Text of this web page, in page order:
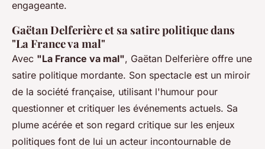
engageante.
Gaëtan Delferière et sa satire politique dans
"La France va mal"
Avec "La France va mal", Gaëtan Delferière offre une
satire politique mordante. Son spectacle est un miroir
de la société française, utilisant l'humour pour
questionner et critiquer les événements actuels. Sa
plume acérée et son regard critique sur les enjeux
politiques font de lui un acteur incontournable de